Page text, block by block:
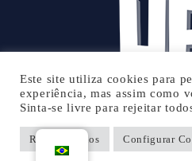
Este site utiliza cookies para
experiência, mas assim como
Sinta-se livre para rejeitar
Rejeitar Todos Configurar